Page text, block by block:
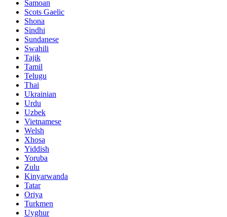
Samoan
Scots Gaelic
Shona
Sindhi
Sundanese
Swahili
Tajik
Tamil
Telugu
Thai
Ukrainian
Urdu
Uzbek
Vietnamese
Welsh
Xhosa
Yiddish
Yoruba
Zulu
Kinyarwanda
Tatar
Oriya
Turkmen
Uyghur